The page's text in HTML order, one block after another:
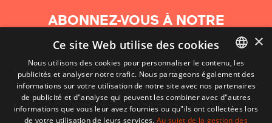
ABONNEZ-VOUS À NOTRE
NEWSLETTER
S'abonner
BASQUE
FRENCH
×
Ce site Web utilise des cookies
Nous utilisons des cookies pour personnaliser le contenu, les
publicités et analyser notre trafic. Nous partageons également des
informations sur votre utilisation de notre site avec nos partenaires
de publicité et d"analyse qui peuvent les combiner avec d"autres
informations que vous leur avez fournies ou qu"ils ont collectées lors
de votre utilisation de leurs services.Au sujet de la gestion des